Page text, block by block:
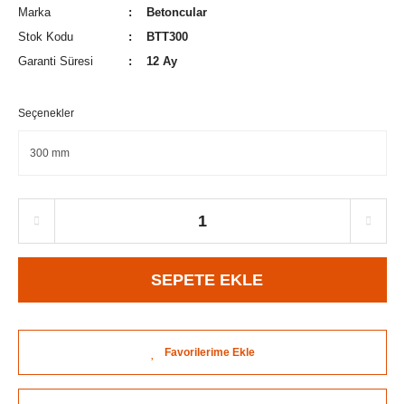
Marka
Betoncular
Stok Kodu
BTT300
Garanti Süresi
12 Ay
Seçenekler
SEPETE EKLE